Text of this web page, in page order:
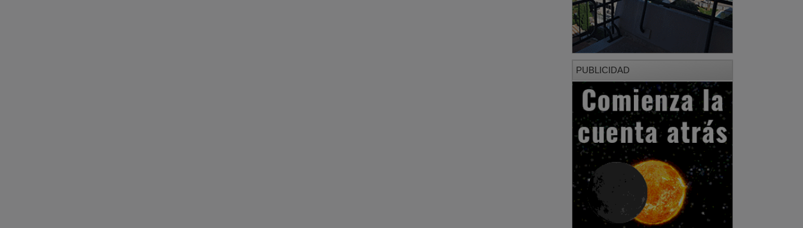
PUBLICIDAD